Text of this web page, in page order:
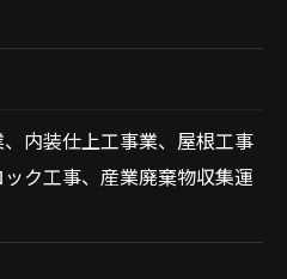
内装仕上工事業、屋根工事
ク工事、産業廃棄物収集運